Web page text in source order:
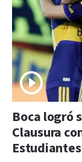
Boca logró
Clausura
Estudiantes